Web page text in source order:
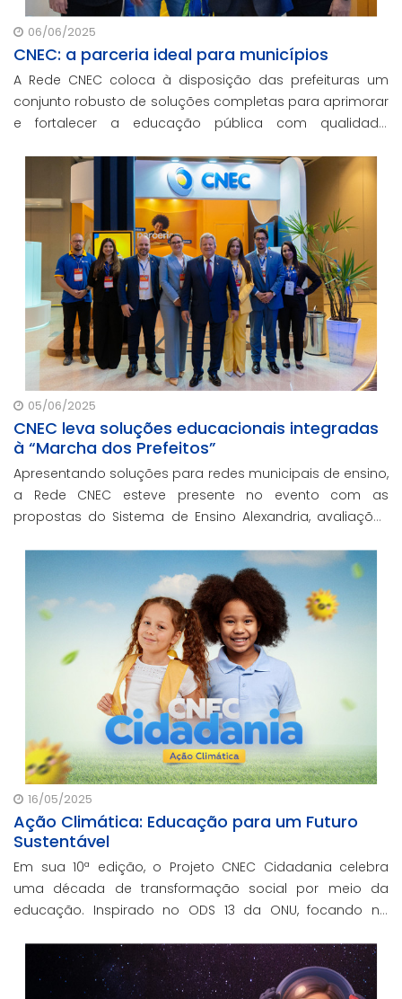
06/06/2025
CNEC: a parceria ideal para municípios
A Rede CNEC coloca à disposição das prefeituras um
conjunto robusto de soluções completas para aprimorar
e fortalecer a educação pública com qualidade,
que não participaram da Marcha dos Prefeito
05/06/2025
CNEC leva soluções educacionais integradas
à “Marcha dos Prefeitos”
Apresentando soluções para redes municipais de ensino,
a Rede CNEC esteve presente no evento com as
propostas do Sistema de Ensino Alexandria, avaliações
escolar e parcerias com prefeituras durante ev
16/05/2025
Ação Climática: Educação para um Futuro
Sustentável
Em sua 10ª edição, o Projeto CNEC Cidadania celebra
uma década de transformação social por meio da
educação. Inspirado no ODS 13 da ONU, focando no
promoção da sustentabilidade.